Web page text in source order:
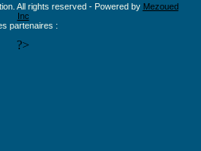
All rights reserved - Powered by Mezoued
Inc
partenaires :
?>